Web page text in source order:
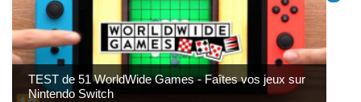
TEST de 51 WorldWide Games - Faîtes vos jeux sur
Nintendo Switch